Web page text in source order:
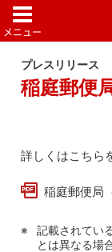
プレスリリース
稲庭郵便
詳しくはこちら
稲庭郵便局
記載されてい
とは異なる場